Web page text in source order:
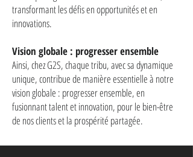
transformant les défis en opportunités et en
innovations.
Vision globale : progresser ensemble
Ainsi, chez G2S, chaque tribu, avec sa dynamique
unique, contribue de manière essentielle à notre
vision globale : progresser ensemble, en
fusionnant talent et innovation, pour le bien-être
de nos clients et la prospérité partagée.